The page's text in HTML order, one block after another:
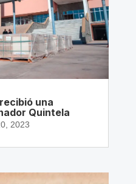
una
Quintela
2023